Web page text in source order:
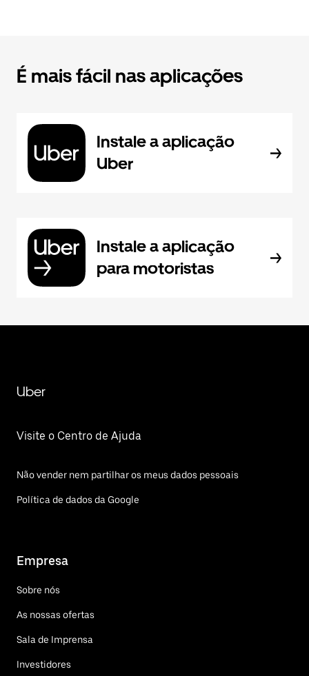
É mais fácil nas aplicações
Instale a aplicação
Uber
Instale a aplicação
para motoristas
Uber
Visite o Centro de Ajuda
Não vender nem partilhar os meus dados pessoais
Política de dados da Google
Empresa
Sobre nós
As nossas ofertas
Sala de Imprensa
Investidores